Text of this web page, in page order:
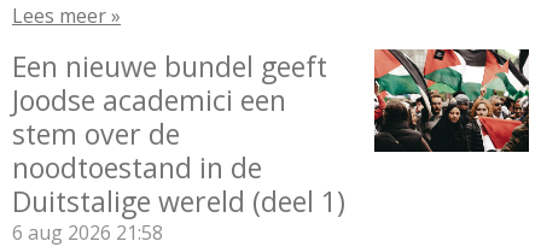
Lees meer »
Een nieuwe bundel geeft
Joodse academici een
stem over de
noodtoestand in de
Duitstalige wereld (deel 1)
6 aug 2026 21:58